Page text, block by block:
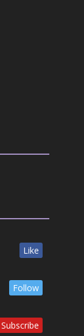
Like
Follow
Subscribe